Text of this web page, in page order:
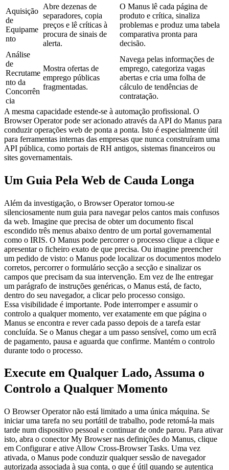
Aquisição
de
Equipame
nto
Abre dezenas de
separadores, copia
preços e lê críticas à
procura de sinais de
alerta.
O Manus lê cada página de
produto e crítica, sinaliza
problemas e produz uma tabela
comparativa pronta para
decisão.
Análise
de
Recrutame
nto da
Concorrên
cia
Mostra ofertas de
emprego públicas
fragmentadas.
Navega pelas informações de
emprego, categoriza vagas
abertas e cria uma folha de
cálculo de tendências de
contratação.
A mesma capacidade estende-se à automação profissional. O
Browser Operator pode ser acionado através da API do Manus para
conduzir operações web de ponta a ponta. Isto é especialmente útil
para ferramentas internas das empresas que nunca construíram uma
API pública, como portais de RH antigos, sistemas financeiros ou
sites governamentais.
Um Guia Pela Web de Cauda Longa
Além da investigação, o Browser Operator tornou-se
silenciosamente num guia para navegar pelos cantos mais confusos
da web. Imagine que precisa de obter um documento fiscal
escondido três menus abaixo dentro de um portal governamental
como o IRIS. O Manus pode percorrer o processo clique a clique e
apresentar o ficheiro exato de que precisa. Ou imagine preencher
um pedido de visto: o Manus pode localizar os documentos modelo
corretos, percorrer o formulário secção a secção e sinalizar os
campos que precisam da sua intervenção. Em vez de lhe entregar
um parágrafo de instruções genéricas, o Manus está, de facto,
dentro do seu navegador, a clicar pelo processo consigo.
Essa visibilidade é importante. Pode interromper e assumir o
controlo a qualquer momento, ver exatamente em que página o
Manus se encontra e rever cada passo depois de a tarefa estar
concluída. Se o Manus chegar a um passo sensível, como um ecrã
de pagamento, pausa e aguarda que confirme. Mantém o controlo
durante todo o processo.
Execute em Qualquer Lado, Assuma o
Controlo a Qualquer Momento
O Browser Operator não está limitado a uma única máquina. Se
iniciar uma tarefa no seu portátil de trabalho, pode retomá-la mais
tarde num dispositivo pessoal e continuar de onde parou. Para ativar
isto, abra o conector My Browser nas definições do Manus, clique
em Configurar e ative Allow Cross-Browser Tasks. Uma vez
ativada, o Manus pode conduzir qualquer sessão de navegador
autorizada associada à sua conta, o que é útil quando se autentica